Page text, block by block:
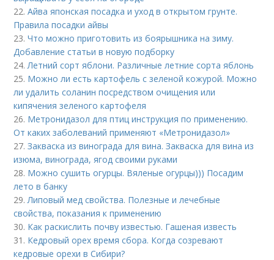
22.Айва японская посадка и уход в открытом грунте.
Правила посадки айвы
23.Что можно приготовить из боярышника на зиму.
Добавление статьи в новую подборку
24.Летний сорт яблони. Различные летние сорта яблонь
25. Можно ли есть картофель с зеленой кожурой. Можно
ли удалить соланин посредством очищения или
кипячения зеленого картофеля
26. Метронидазол для птиц инструкция по применению.
От каких заболеваний применяют «Метронидазол»
27.Закваска из винограда для вина. Закваска для вина из
изюма, винограда, ягод своими руками
28. Можно сушить огурцы. Вяленые огурцы))) Посадим
лето в банку
29.Липовый мед свойства. Полезные и лечебные
свойства, показания к применению
30. Как раскислить почву известью. Гашеная известь
31. Кедровый орех время сбора. Когда созревают
кедровые орехи в Сибири?